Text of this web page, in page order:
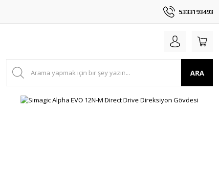
5333193493
ARA